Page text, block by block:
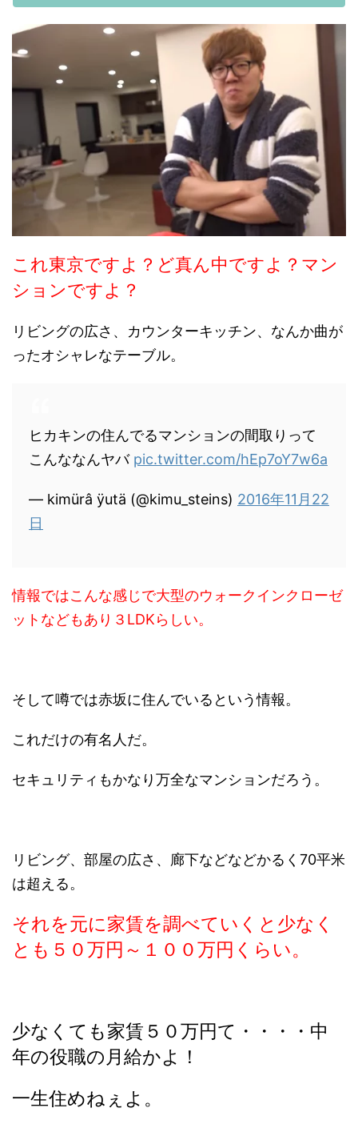
これ東京ですよ？ど真ん中ですよ？マン
ションですよ？
リビングの広さ、カウンターキッチン、なんか曲が
ったオシャレなテーブル。
ヒカキンの住んでるマンションの間取りって
こんななんヤバ pic.twitter.com/hEp7oY7w6a
— kimürâ ÿutä (@kimu_steins) 2016年11月22
日
情報ではこんな感じで大型のウォークインクローゼ
ットなどもあり３LDKらしい。
そして噂では赤坂に住んでいるという情報。
これだけの有名人だ。
セキュリティもかなり万全なマンションだろう。
リビング、部屋の広さ、廊下などなどかるく70平米
は超える。
それを元に家賃を調べていくと少なく
とも５０万円～１００万円くらい。
少なくても家賃５０万円て・・・・中
年の役職の月給かよ！
一生住めねぇよ。